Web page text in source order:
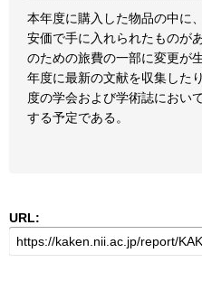
本年度に購入した物品の中に
安価で手に入れられたものが
のための旅費の一部に変更が
年度に最新の文献を収集した
度の学会および学術誌におい
する予定である。
URL: